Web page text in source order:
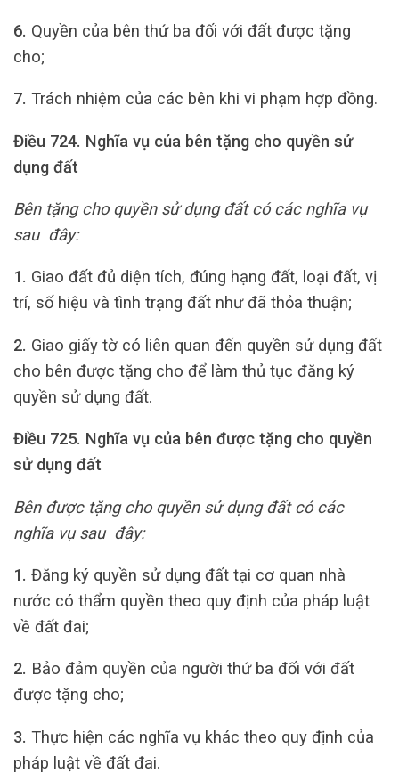
6. Quyền của bên thứ ba đối với đất được tặng
cho;
7. Trách nhiệm của các bên khi vi phạm hợp đồng.
Điều 724. Nghĩa vụ của bên tặng cho quyền sử
dụng đất
Bên tặng cho quyền sử dụng đất có các nghĩa vụ
sau đây:
1. Giao đất đủ diện tích, đúng hạng đất, loại đất, vị
trí, số hiệu và tình trạng đất như đã thỏa thuận;
2. Giao giấy tờ có liên quan đến quyền sử dụng đất
cho bên được tặng cho để làm thủ tục đăng ký
quyền sử dụng đất.
Điều 725. Nghĩa vụ của bên được tặng cho quyền
sử dụng đất
Bên được tặng cho quyền sử dụng đất có các
nghĩa vụ sau đây:
1. Đăng ký quyền sử dụng đất tại cơ quan nhà
nước có thẩm quyền theo quy định của pháp luật
về đất đai;
2. Bảo đảm quyền của người thứ ba đối với đất
được tặng cho;
3. Thực hiện các nghĩa vụ khác theo quy định của
pháp luật về đất đai.